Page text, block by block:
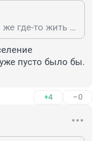
Ваши азиатские друзья должны же где-то жить со своими многодетными семьями - че ты троишь?😀
пусто было бы.
+4 –0